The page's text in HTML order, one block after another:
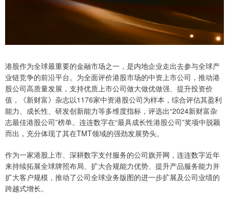
港股作为全球最重要的金融市场之一，是内地企业走出去参与全球产
业链竞争的前沿平台。为全面评价港股市场的中资上市公司，推动港
股公司高质量发展，支持优质上市公司做大做优做强、提升投资价
值，《新财富》杂志以1176家中资港股公司为样本，综合评估其盈利
能力、成长性、研发创新能力等多维度指标，评选出“2024新财富杂
志最佳港股公司”榜单。连连数字在“最具成长性港股公司”奖项中脱颖
而出，充分体现了其在TMT领域的强劲发展势头。
作为一家港股上市、深耕数字支付服务的公司旗开网，连连数字近年
来持续拓展全球牌照布局、扩大合规能力优势、提升产品服务能力并
扩大客户规模，推动了公司全球业务版图的进一步扩展及公司业绩的
跨越式增长。